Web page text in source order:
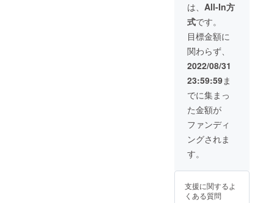
は、 All-In方
式です。
目標金額に
関わらず、
2022/08/31
23:59:59ま
でに集まっ
た金額が
ファンディ
ングされま
す。
支援に関するよ
くある質問